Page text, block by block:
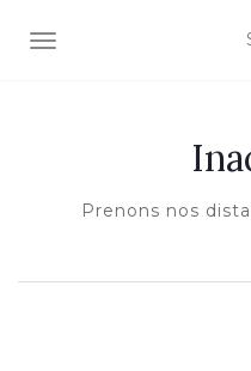
AFFICHER/MASQUER
Prenons nos